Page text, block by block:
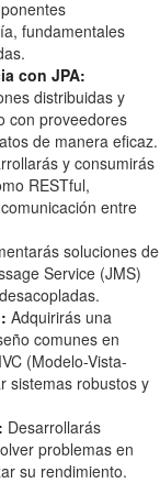
fundamentales
con JPA:
distribuidas y
con proveedores
de manera eficaz.
y consumirás
RESTful,
entre
soluciones de
Service (JMS)
Adquirirás una
comunes en
(Modelo-Vista-
sistemas robustos y
Desarrollarás
problemas en
su rendimiento.